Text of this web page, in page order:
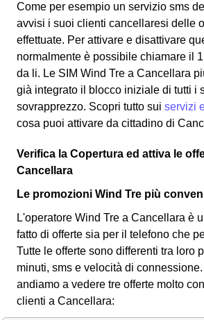
Come per esempio un servizio sms
avvisi i suoi clienti cancellaresi delle
effettuate. Per attivare e disattivare
normalmente è possibile chiamare il
da li. Le SIM Wind Tre a Cancellara
già integrato il blocco iniziale di tutti i
sovrapprezzo. Scopri tutto sui servizi
cosa puoi attivare da cittadino di
Verifica la Copertura ed attiva le
Cancellara
Le promozioni Wind Tre più
L'operatore Wind Tre a Cancellara è
fatto di offerte sia per il telefono che
Tutte le offerte sono differenti tra loro
minuti, sms e velocità di connessione.
andiamo a vedere tre offerte molto
clienti a Cancellara: